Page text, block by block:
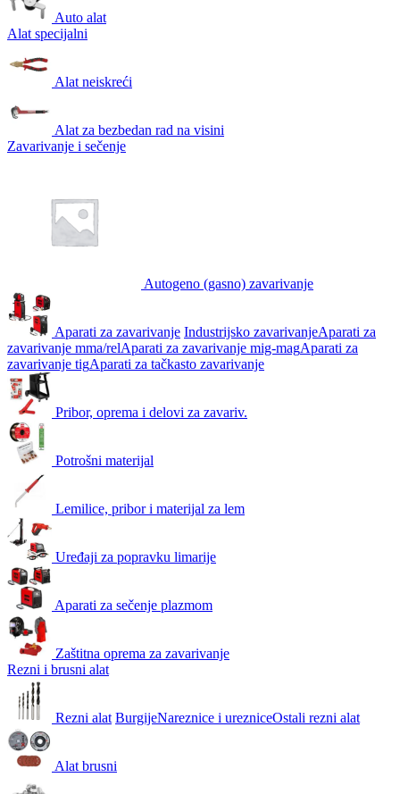
Auto alat
Alat specijalni
Alat neiskreći
Alat za bezbedan rad na visini
Zavarivanje i sečenje
Autogeno (gasno) zavarivanje
Aparati za zavarivanje Industrijsko zavarivanjeAparati za
zavarivanje mma/relAparati za zavarivanje mig-magAparati za
zavarivanje tigAparati za tačkasto zavarivanje
Pribor, oprema i delovi za zavariv.
Potrošni materijal
Lemilice, pribor i materijal za lem
Uređaji za popravku limarije
Aparati za sečenje plazmom
Zaštitna oprema za zavarivanje
Rezni i brusni alat
Rezni alat BurgijeNareznice i urezniceOstali rezni alat
Alat brusni